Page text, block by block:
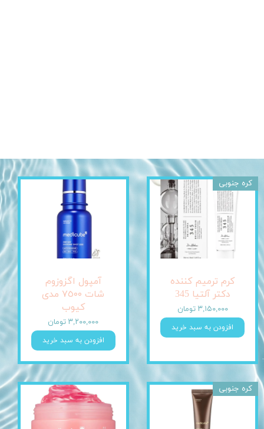
کرم ترمیم کننده
دکتر آلتیا 345
۳,۱۵۰,۰۰۰ تومان
افزودن به سبد خرید
کره جنوبی
آمپول اگزوزوم
شات ٧٥٠٠ مدی
کیوب
۳,۲۰۰,۰۰۰ تومان
افزودن به سبد خرید
کره جنوبی